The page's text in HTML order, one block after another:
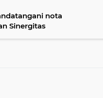
nota
Sinergitas